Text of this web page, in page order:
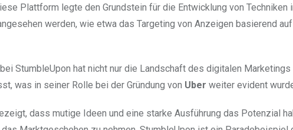
Plattform legte den Grundstein für die Entwicklung von Techniken
werden, wie etwa das Targeting von Anzeigen basierend
StumbleUpon hat nicht nur die Landschaft des digitalen Marketings
was in seiner Rolle bei der Gründung von Uber weiter evident
dass mutige Ideen und eine starke Ausführung das Potenzial